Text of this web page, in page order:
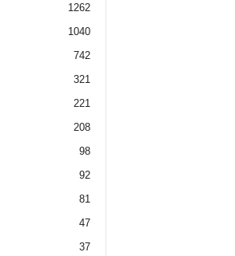
1262
1040
742
321
221
208
98
92
81
47
37